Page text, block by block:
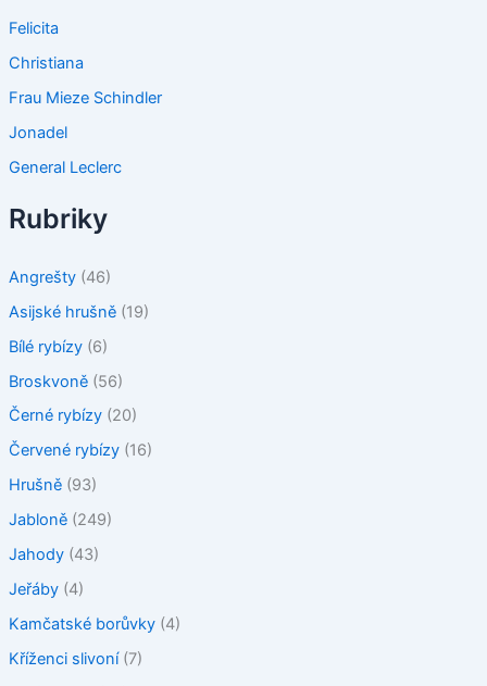
Felicita
Christiana
Frau Mieze Schindler
Jonadel
General Leclerc
Rubriky
Angrešty(46)
Asijské hrušně(19)
Bílé rybízy(6)
Broskvoně(56)
Černé rybízy(20)
Červené rybízy(16)
Hrušně(93)
Jabloně(249)
Jahody(43)
Jeřáby(4)
Kamčatské borůvky(4)
Kříženci slivoní(7)